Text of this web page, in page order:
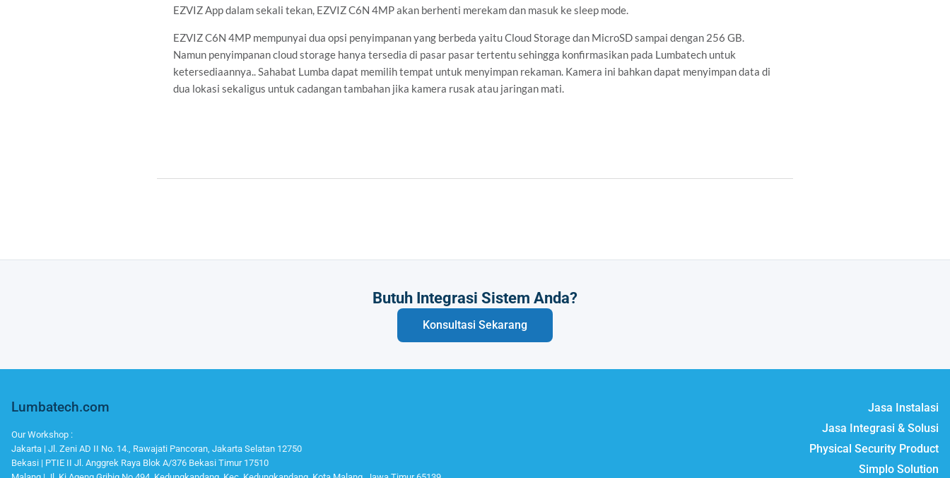
EZVIZ App dalam sekali tekan, EZVIZ C6N 4MP akan berhenti merekam dan masuk ke sleep mode.
EZVIZ C6N 4MP mempunyai dua opsi penyimpanan yang berbeda yaitu Cloud Storage dan MicroSD sampai dengan 256 GB.
Namun penyimpanan cloud storage hanya tersedia di pasar pasar tertentu sehingga konfirmasikan pada Lumbatech untuk
ketersediaannya.. Sahabat Lumba dapat memilih tempat untuk menyimpan rekaman. Kamera ini bahkan dapat menyimpan data di
dua lokasi sekaligus untuk cadangan tambahan jika kamera rusak atau jaringan mati.
Butuh Integrasi Sistem Anda?
Konsultasi Sekarang
Jasa Instalasi
Jasa Integrasi & Solusi
Physical Security Product
Simplo Solution
Lumbatech.com
Our Workshop :
Jakarta | Jl. Zeni AD II No. 14., Rawajati Pancoran, Jakarta Selatan 12750
Bekasi | PTIE II Jl. Anggrek Raya Blok A/376 Bekasi Timur 17510